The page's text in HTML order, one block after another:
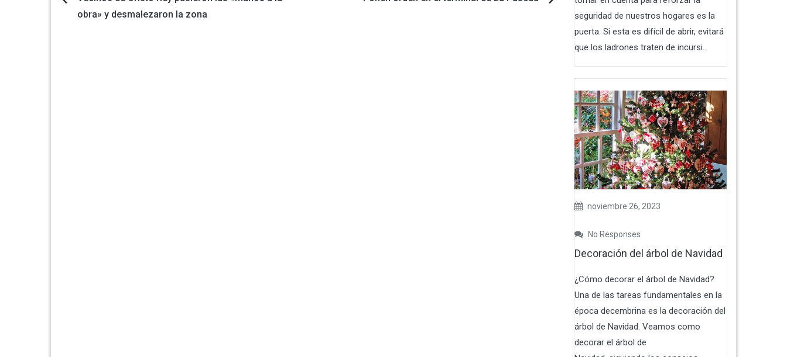
obra» y desmalezaron la zona
seguridad de nuestros hogares es la
puerta. Si esta es difícil de abrir, evitará
que los ladrones traten de incursi...
noviembre 26, 2023
No Responses
Decoración del árbol de Navidad
¿Cómo decorar el árbol de Navidad?
Una de las tareas fundamentales en la
época decembrina es la decoración del
árbol de Navidad. Veamos como
decorar el árbol de